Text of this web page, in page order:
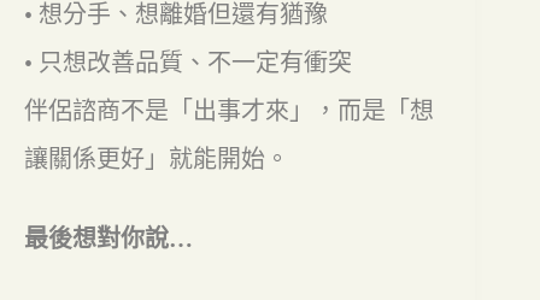
• 想分手、想離婚但還有猶豫
• 只想改善品質、不一定有衝突
伴侶諮商不是「出事才來」，而是「想
讓關係更好」就能開始。
最後想對你說…